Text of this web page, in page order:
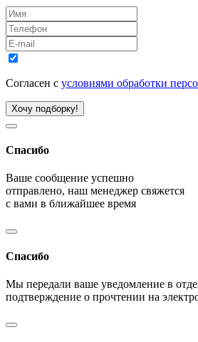
Согласен с условиями обработки
Хочу подборку!
Спасибо
Ваше сообщение успешно
отправлено, наш менеджер свяжется
с вами в ближайшее время
Спасибо
Мы передали ваше уведомление в
подтверждение о прочтении на